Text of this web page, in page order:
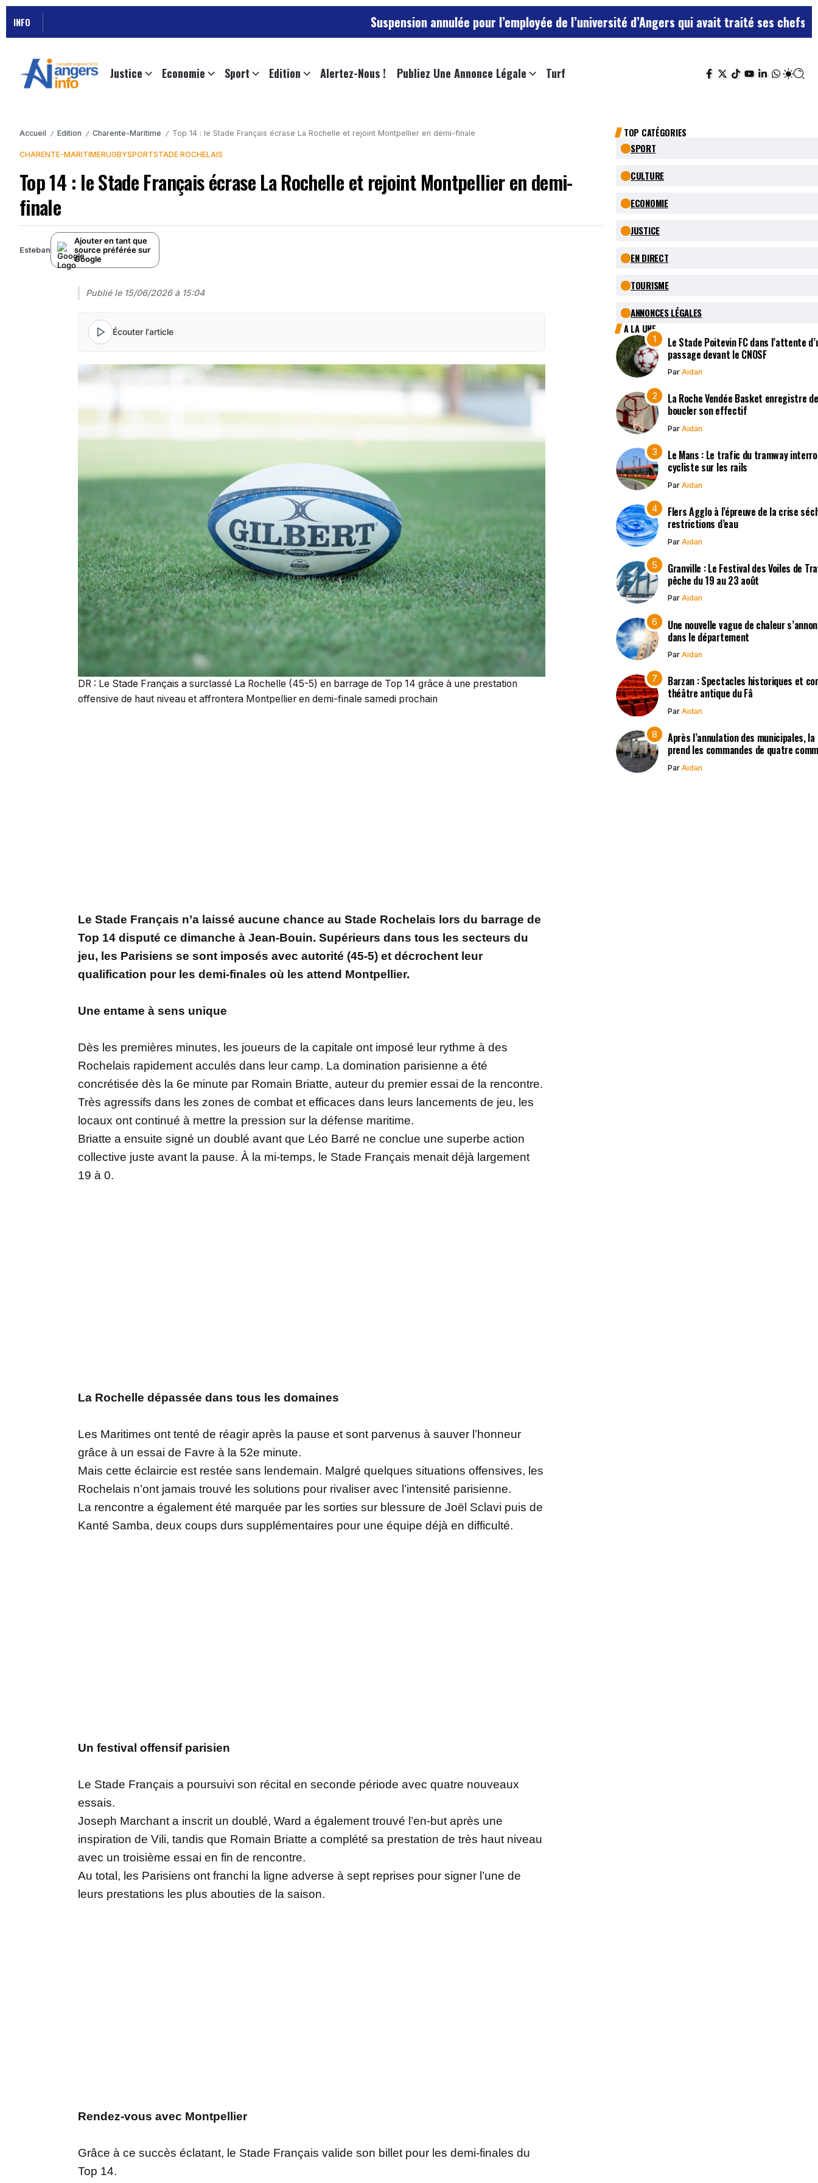
INFO Suspension annulée pour l’employée de l’université d’Angers qui avait traité ses chefs de “chiens”Le
Justice Economie Sport Edition Alertez-Nous ! Publiez Une Annonce Légale Turf
Accueil / Edition / Charente-Maritime / Top 14 : le Stade Français écrase La Rochelle et rejoint Montpellier en demi-finale
CHARENTE-MARITIMERUGBYSPORTSTADE ROCHELAIS
Top 14 : le Stade Français écrase La Rochelle et rejoint Montpellier en demi-
finale
Esteban
Ajouter en tant que
source préférée sur
Google
Publié le 15/06/2026 à 15:04
Écouter l'article
DR : Le Stade Français a surclassé La Rochelle (45-5) en barrage de Top 14 grâce à une prestation
offensive de haut niveau et affrontera Montpellier en demi-finale samedi prochain
Le Stade Français n’a laissé aucune chance au Stade Rochelais lors du barrage de
Top 14 disputé ce dimanche à Jean-Bouin. Supérieurs dans tous les secteurs du
jeu, les Parisiens se sont imposés avec autorité (45-5) et décrochent leur
qualification pour les demi-finales où les attend Montpellier.
Une entame à sens unique
Dès les premières minutes, les joueurs de la capitale ont imposé leur rythme à des
Rochelais rapidement acculés dans leur camp. La domination parisienne a été
concrétisée dès la 6e minute par Romain Briatte, auteur du premier essai de la rencontre.
Très agressifs dans les zones de combat et efficaces dans leurs lancements de jeu, les
locaux ont continué à mettre la pression sur la défense maritime.
Briatte a ensuite signé un doublé avant que Léo Barré ne conclue une superbe action
collective juste avant la pause. À la mi-temps, le Stade Français menait déjà largement
19 à 0.
La Rochelle dépassée dans tous les domaines
Les Maritimes ont tenté de réagir après la pause et sont parvenus à sauver l’honneur
grâce à un essai de Favre à la 52e minute.
Mais cette éclaircie est restée sans lendemain. Malgré quelques situations offensives, les
Rochelais n’ont jamais trouvé les solutions pour rivaliser avec l’intensité parisienne.
La rencontre a également été marquée par les sorties sur blessure de Joël Sclavi puis de
Kanté Samba, deux coups durs supplémentaires pour une équipe déjà en difficulté.
Un festival offensif parisien
Le Stade Français a poursuivi son récital en seconde période avec quatre nouveaux
essais.
Joseph Marchant a inscrit un doublé, Ward a également trouvé l’en-but après une
inspiration de Vili, tandis que Romain Briatte a complété sa prestation de très haut niveau
avec un troisième essai en fin de rencontre.
Au total, les Parisiens ont franchi la ligne adverse à sept reprises pour signer l’une de
leurs prestations les plus abouties de la saison.
Rendez-vous avec Montpellier
Grâce à ce succès éclatant, le Stade Français valide son billet pour les demi-finales du
Top 14.
TOP CATÉGORIES
SPORT
CULTURE
ECONOMIE
JUSTICE
EN DIRECT
TOURISME
ANNONCES LÉGALES
A LA UNE
Le Stade Poitevin FC dans l’attente
passage devant le CNOSF
Par Aidan
La Roche Vendée Basket enregistre
boucler son effectif
Par Aidan
Le Mans : Le trafic du tramway
cycliste sur les rails
Par Aidan
Flers Agglo à l’épreuve de la crise
restrictions d’eau
Par Aidan
Granville : Le Festival des Voiles de
pêche du 19 au 23 août
Par Aidan
Une nouvelle vague de chaleur
dans le département
Par Aidan
Barzan : Spectacles historiques et
théâtre antique du Fâ
Par Aidan
Après l’annulation des municipales,
prend les commandes de quatre
Par Aidan